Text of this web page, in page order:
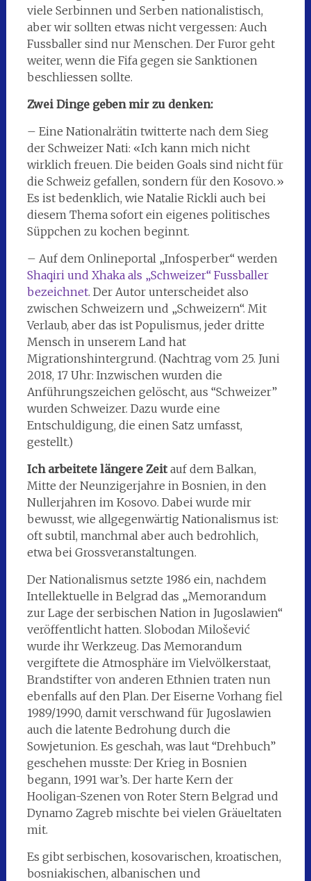
viele Serbinnen und Serben nationalistisch,
aber wir sollten etwas nicht vergessen: Auch
Fussballer sind nur Menschen. Der Furor geht
weiter, wenn die Fifa gegen sie Sanktionen
beschliessen sollte.
Zwei Dinge geben mir zu denken:
– Eine Nationalrätin twitterte nach dem Sieg
der Schweizer Nati: «Ich kann mich nicht
wirklich freuen. Die beiden Goals sind nicht für
die Schweiz gefallen, sondern für den Kosovo.»
Es ist bedenklich, wie Natalie Rickli auch bei
diesem Thema sofort ein eigenes politisches
Süppchen zu kochen beginnt.
– Auf dem Onlineportal „Infosperber“ werden
Shaqiri und Xhaka als „Schweizer“ Fussballer
bezeichnet. Der Autor unterscheidet also
zwischen Schweizern und „Schweizern“. Mit
Verlaub, aber das ist Populismus, jeder dritte
Mensch in unserem Land hat
Migrationshintergrund. (Nachtrag vom 25. Juni
2018, 17 Uhr: Inzwischen wurden die
Anführungszeichen gelöscht, aus “Schweizer”
wurden Schweizer. Dazu wurde eine
Entschuldigung, die einen Satz umfasst,
gestellt.)
Ich arbeitete längere Zeitauf dem Balkan,
Mitte der Neunzigerjahre in Bosnien, in den
Nullerjahren im Kosovo. Dabei wurde mir
bewusst, wie allgegenwärtig Nationalismus ist:
oft subtil, manchmal aber auch bedrohlich,
etwa bei Grossveranstaltungen.
Der Nationalismus setzte 1986 ein, nachdem
Intellektuelle in Belgrad das „Memorandum
zur Lage der serbischen Nation in Jugoslawien“
veröffentlicht hatten. Slobodan Milošević
wurde ihr Werkzeug. Das Memorandum
vergiftete die Atmosphäre im Vielvölkerstaat,
Brandstifter von anderen Ethnien traten nun
ebenfalls auf den Plan. Der Eiserne Vorhang fiel
1989/1990, damit verschwand für Jugoslawien
auch die latente Bedrohung durch die
Sowjetunion. Es geschah, was laut “Drehbuch”
geschehen musste: Der Krieg in Bosnien
begann, 1991 war’s. Der harte Kern der
Hooligan-Szenen von Roter Stern Belgrad und
Dynamo Zagreb mischte bei vielen Gräueltaten
mit.
Es gibt serbischen, kosovarischen, kroatischen,
bosniakischen, albanischen und